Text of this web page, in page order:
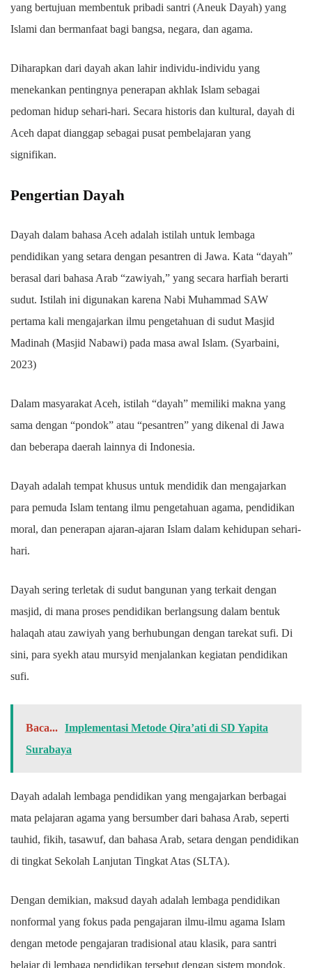
yang bertujuan membentuk pribadi santri (Aneuk Dayah) yang
Islami dan bermanfaat bagi bangsa, negara, dan agama.
Diharapkan dari dayah akan lahir individu-individu yang
menekankan pentingnya penerapan akhlak Islam sebagai
pedoman hidup sehari-hari. Secara historis dan kultural, dayah di
Aceh dapat dianggap sebagai pusat pembelajaran yang
signifikan.
Pengertian Dayah
Dayah dalam bahasa Aceh adalah istilah untuk lembaga
pendidikan yang setara dengan pesantren di Jawa. Kata “dayah”
berasal dari bahasa Arab “zawiyah,” yang secara harfiah berarti
sudut. Istilah ini digunakan karena Nabi Muhammad SAW
pertama kali mengajarkan ilmu pengetahuan di sudut Masjid
Madinah (Masjid Nabawi) pada masa awal Islam. (Syarbaini,
2023)
Dalam masyarakat Aceh, istilah “dayah” memiliki makna yang
sama dengan “pondok” atau “pesantren” yang dikenal di Jawa
dan beberapa daerah lainnya di Indonesia.
Dayah adalah tempat khusus untuk mendidik dan mengajarkan
para pemuda Islam tentang ilmu pengetahuan agama, pendidikan
moral, dan penerapan ajaran-ajaran Islam dalam kehidupan sehari-
hari.
Dayah sering terletak di sudut bangunan yang terkait dengan
masjid, di mana proses pendidikan berlangsung dalam bentuk
halaqah atau zawiyah yang berhubungan dengan tarekat sufi. Di
sini, para syekh atau mursyid menjalankan kegiatan pendidikan
sufi.
Baca... Implementasi Metode Qira’ati di SD Yapita
Surabaya
Dayah adalah lembaga pendidikan yang mengajarkan berbagai
mata pelajaran agama yang bersumber dari bahasa Arab, seperti
tauhid, fikih, tasawuf, dan bahasa Arab, setara dengan pendidikan
di tingkat Sekolah Lanjutan Tingkat Atas (SLTA).
Dengan demikian, maksud dayah adalah lembaga pendidikan
nonformal yang fokus pada pengajaran ilmu-ilmu agama Islam
dengan metode pengajaran tradisional atau klasik, para santri
belajar di lembaga pendidikan tersebut dengan sistem mondok.